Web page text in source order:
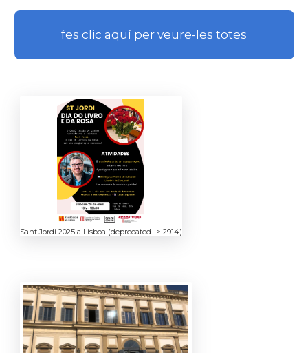
fes clic aquí per veure-les totes
Sant Jordi 2025 a Lisboa (deprecated -> 2914)